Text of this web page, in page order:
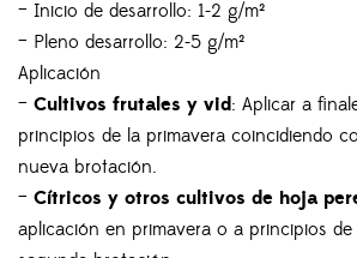
– Inicio de desarrollo: 1-2 g/m²
– Pleno desarrollo: 2-5 g/m²
Aplicación
– Cultivos frutales y vid: Aplicar a
principios de la primavera coincidiendo
nueva brotación.
– Cítricos y otros cultivos de hoja
aplicación en primavera o a principios